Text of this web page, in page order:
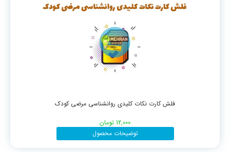
فلش کارت نکات کلیدی روانشناسی مرضی کودک
12,000 تومان
توضیحات محصول